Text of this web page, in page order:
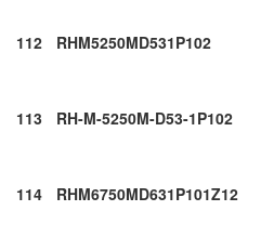
112 RHM5250MD531P102
113 RH-M-5250M-D53-1P102
114 RHM6750MD631P101Z12